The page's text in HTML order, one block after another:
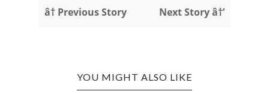
â† Previous Story Next Story â†’
YOU MIGHT ALSO LIKE